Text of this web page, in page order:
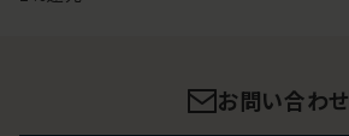
お問い合わせ